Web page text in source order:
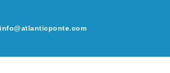
info@atlanticponte.com